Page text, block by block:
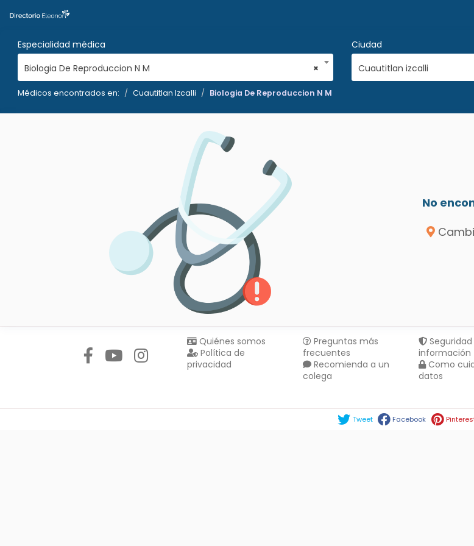
Especialidad médica
×
Biologia De Reproduccion N M
Ciudad
Cuautitlan izcalli
Médicos encontrados en: Cuautitlan Izcalli Biologia De Reproduccion N M
No
Quiénes somos
Política de
privacidad
Preguntas más
frecuentes
Recomienda a un
colega
información
Como
datos
Tweet Facebook